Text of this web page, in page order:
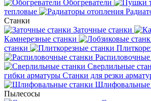
Обогреватели
тепловые
Станки
Заточные станки
Камнерезные станки
станки
Распиловочные
Сверлильные
гибки арматуры Станки для резки
Шлифовальные
Пылесосы